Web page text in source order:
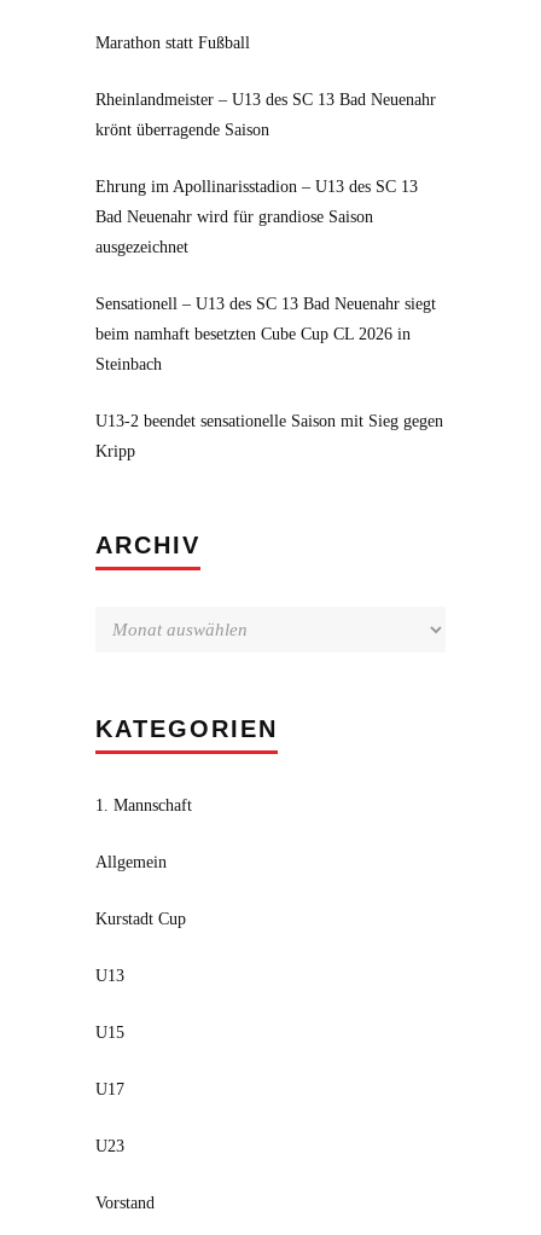
Marathon statt Fußball
Rheinlandmeister – U13 des SC 13 Bad Neuenahr
krönt überragende Saison
Ehrung im Apollinarisstadion – U13 des SC 13
Bad Neuenahr wird für grandiose Saison
ausgezeichnet
Sensationell – U13 des SC 13 Bad Neuenahr siegt
beim namhaft besetzten Cube Cup CL 2026 in
Steinbach
U13-2 beendet sensationelle Saison mit Sieg gegen
Kripp
ARCHIV
KATEGORIEN
1. Mannschaft
Allgemein
Kurstadt Cup
U13
U15
U17
U23
Vorstand